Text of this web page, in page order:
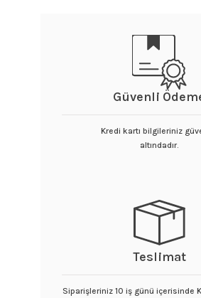
Güvenli
Kredi kartı bilgileriniz
altındadır.
Teslimat
Siparişleriniz 10 iş günü içerisinde